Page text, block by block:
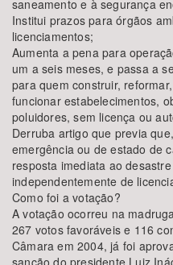
saneamento e à segurança
Institui prazos para órgãos
licenciamentos;
Aumenta a pena para
um a seis meses, e passa a
para quem construir,
funcionar estabelecimentos,
poluidores, sem licença ou
Derruba artigo que previa
emergência ou de estado de
resposta imediata ao
independentemente de
Como foi a votação?
A votação ocorreu na
267 votos favoráveis e 116
Câmara em 2004, já foi
sanção do presidente Luiz